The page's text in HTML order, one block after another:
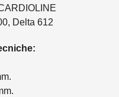
Delta 612